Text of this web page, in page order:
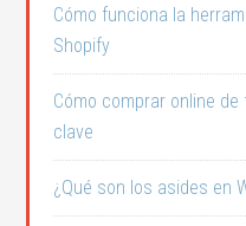
Cómo funciona la
Shopify
Cómo comprar online
clave
¿Qué son los asides en